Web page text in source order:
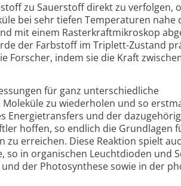
zu Sauerstoff direkt zu verfolgen,
bei sehr tiefen Temperaturen nahe
mit einem Rasterkraft­mikroskop
der Farbstoff im Triplett-Zustand
Forscher, indem sie die Kraft
für ganz unter­schied­liche
zu wiederholen und so
Energie­transfers und der
hoffen, so endlich die Grund­lagen
erreichen. Diese Reaktion spielt
so in organischen Leucht­dioden und
der Photo­synthese sowie in der